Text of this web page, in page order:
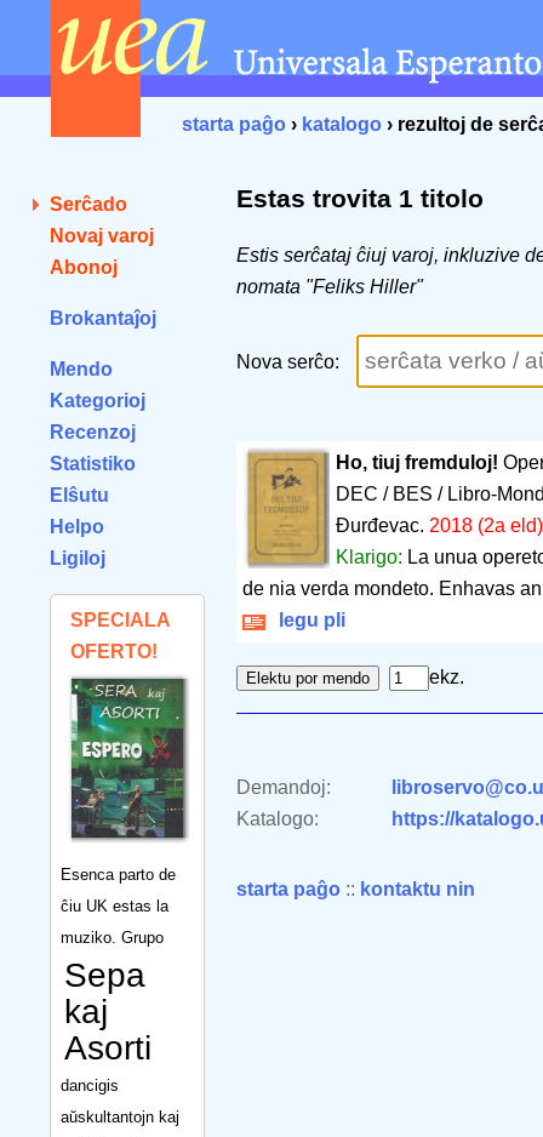
starta paĝo › katalogo › rezultoj de
Serĉado
Novaj varoj
Abonoj
Brokantaĵoj
Mendo
Kategorioj
Recenzoj
Statistiko
Elŝutu
Helpo
Ligiloj
SPECIALA
OFERTO!
Esenca parto de
ĉiu UK estas la
muziko. Grupo
Sepa
kaj
Asorti
dancigis
aŭskultantojn kaj
Estas trovita 1 titolo
Estis serĉataj ĉiuj varoj, inkluzive
nomata "Feliks Hiller"
Nova serĉo:
Ho, tiuj fremduloj!
DEC / BES / Libro-
Đurđevac. 2018 (2a eld)
Klarigo: La unua
de nia verda mondeto. Enhavas
legu pli
ekz.
Demandoj:
Katalogo:
https://
starta paĝo :: kontaktu nin